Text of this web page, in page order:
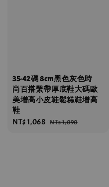
35-42碼 8cm黑色灰色時
尚百搭繫帶厚底鞋大碼歐
美增高小皮鞋鬆糕鞋增高
鞋
Sale
NT$ 1,068 Regular
NT$ 1,090